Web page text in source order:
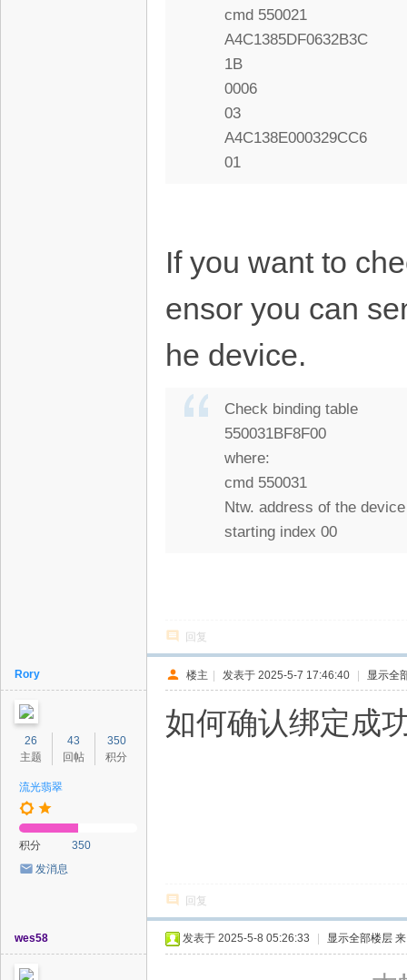
cmd 550021
A4C1385DF0632B3C
1B
0006
03
A4C138E000329CC6
01
If you want to
ensor you can
he device.
Check binding table
550031BF8F00
where:
cmd 550031
Ntw. address of the
starting index 00
回复
Rory
26
主题
43
回帖
350
积分
流光翡翠
积分
350
发消息
楼主 | 发表于 2025-5-7 17:46:40 | 显示全
如何确认绑定成
回复
wes58 发表于 2025-5-8 05:26:33 显示全部楼层